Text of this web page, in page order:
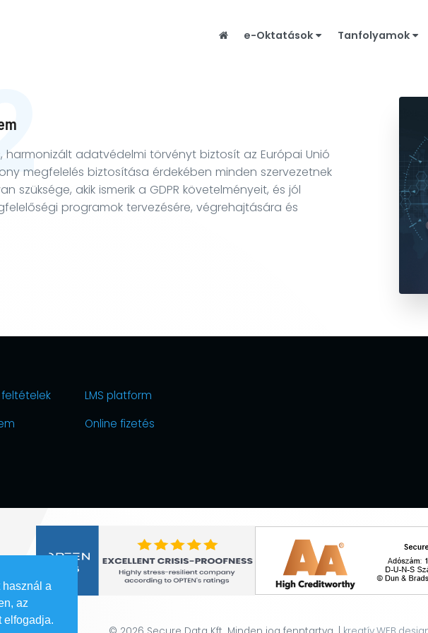
e-Oktatások Tanfolyamok
harmonizált adatvédelmi törvényt biztosít az Európai Unió
megfelelés biztosítása érdekében minden szervezetnek
szüksége, akik ismerik a GDPR követelményeit, és jól
programok tervezésére, végrehajtására és
feltételek
LMS platform
Online fizetés
használ a
az
elfogadja.